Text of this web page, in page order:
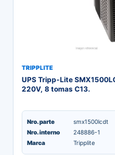
TRIPPLITE
UPS Tripp-Lite
220V, 8 tomas C13.
Nro. parte
smx1500lcdt
Nro. interno
248886-1
Marca
Tripplite